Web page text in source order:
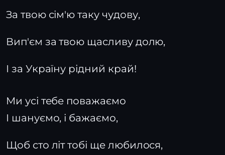
За твою сім'ю таку чудову,
Вип'єм за твою щасливу долю,
І за Україну рідний край!
Ми усі тебе поважаємо
І шануємо, і бажаємо,
Щоб сто літ тобі ще любилося,